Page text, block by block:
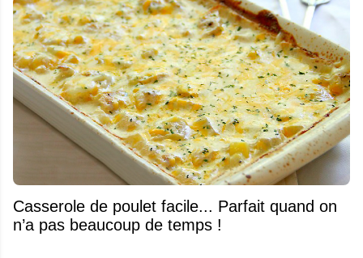
Casserole de poulet facile... Parfait quand on
n’a pas beaucoup de temps !